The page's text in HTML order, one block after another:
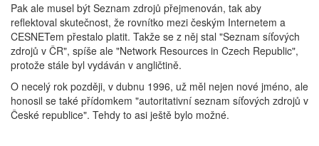
Pak ale musel být Seznam zdrojů přejmenován, tak aby
reflektoval skutečnost, že rovnítko mezi českým Internetem a
CESNETem přestalo platit. Takže se z něj stal "Seznam síťových
zdrojů v ČR", spíše ale "Network Resources in Czech Republic",
protože stále byl vydáván v angličtině.
O necelý rok později, v dubnu 1996, už měl nejen nové jméno, ale
honosil se také přídomkem "autoritativní seznam síťových zdrojů v
České republice". Tehdy to asi ještě bylo možné.